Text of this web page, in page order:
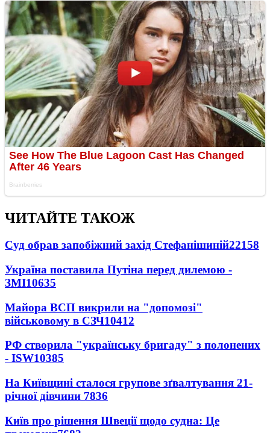
ЧИТАЙТЕ ТАКОЖ
Суд обрав запобіжний захід Стефанішиній22158
Україна поставила Путіна перед дилемою -
ЗМІ10635
Майора ВСП викрили на "допомозі"
військовому в СЗЧ10412
РФ створила "українську бригаду" з полонених
- ISW10385
На Київщині сталося групове зґвалтування 21-
річної дівчини 7836
Київ про рішення Швеції щодо судна: Це